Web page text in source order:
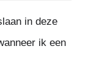
in deze
ik een